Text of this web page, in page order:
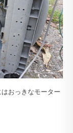
おっきなモーター